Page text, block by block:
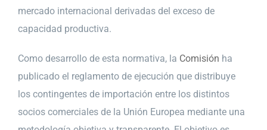
mercado internacional derivadas del exceso de
capacidad productiva.
Como desarrollo de esta normativa, la Comisión ha
publicado el reglamento de ejecución que distribuye
los contingentes de importación entre los distintos
socios comerciales de la Unión Europea mediante una